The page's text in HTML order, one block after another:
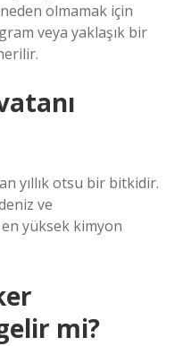
olmamak için
veya yaklaşık bir
yıllık otsu bir bitkidir.
ve
yüksek kimyon
mi?